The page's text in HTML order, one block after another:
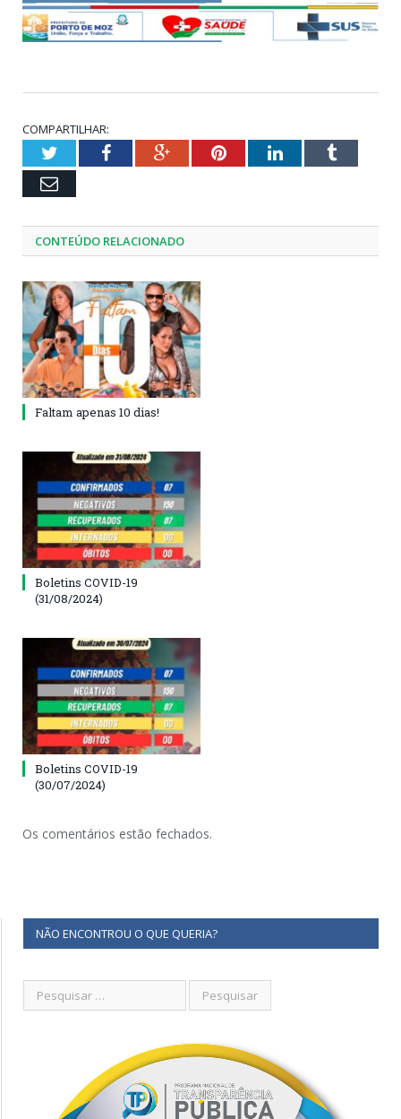
COMPARTILHAR:
TwitterFacebookGoogle+PinterestLinkedInTumblr
Email
CONTEÚDO RELACIONADO
Faltam apenas 10 dias!
Boletins COVID-19
(31/08/2024)
Boletins COVID-19
(30/07/2024)
Os comentários estão fechados.
NÃO ENCONTROU O QUE QUERIA?